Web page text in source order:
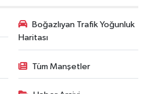
Boğazlıyan Trafik Yoğunluk
Haritası
Tüm Manşetler